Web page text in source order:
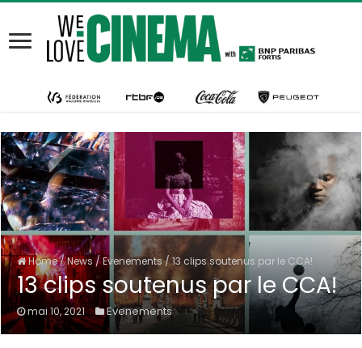
Home/News /Evenements /13 clips soutenus par le CCA!
13 clips soutenus par le CCA!
mai 10, 2021 Evenements